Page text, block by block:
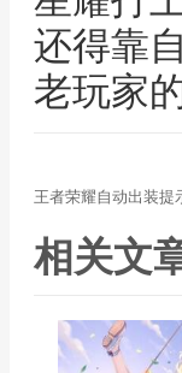
还得靠
老玩家
王者荣耀自动出装提
相关文